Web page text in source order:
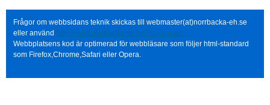
Frågor om webbsidans teknik skickas till webmaster(at)norrbacka-eh.se
eller använd http://www.norrbacka-eh.se/?q=contact
Webbplatsens kod är optimerad för webbläsare som följer html-standard
som Firefox,Chrome,Safari eller Opera.